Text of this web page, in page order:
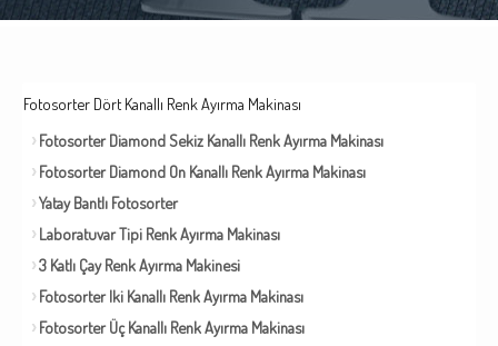
Fotosorter Dört Kanallı Renk Ayırma Makinası
Fotosorter Diamond Sekiz Kanallı Renk Ayırma Makinası
Fotosorter Diamond On Kanallı Renk Ayırma Makinası
Yatay Bantlı Fotosorter
Laboratuvar Tipi Renk Ayırma Makinası
3 Katlı Çay Renk Ayırma Makinesi
Fotosorter Iki Kanallı Renk Ayırma Makinası
Fotosorter Üç Kanallı Renk Ayırma Makinası